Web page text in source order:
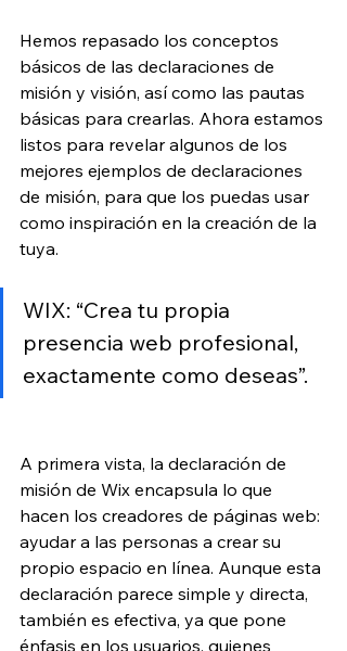
Hemos repasado los conceptos
básicos de las declaraciones de
misión y visión, así como las pautas
básicas para crearlas. Ahora estamos
listos para revelar algunos de los
mejores ejemplos de declaraciones
de misión, para que los puedas usar
como inspiración en la creación de la
tuya.
WIX: “Crea tu propia
presencia web profesional,
exactamente como deseas”.
A primera vista, la declaración de
misión de Wix encapsula lo que
hacen los creadores de páginas web:
ayudar a las personas a crear su
propio espacio en línea. Aunque esta
declaración parece simple y directa,
también es efectiva, ya que pone
énfasis en los usuarios, quienes